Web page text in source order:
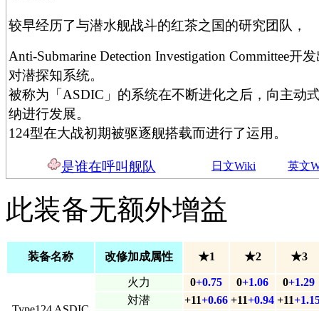
较早经历了与潜水舰战斗的红茶之国的研究团队，
Anti-Submarine Detection Investigation Committee开
对潜探知系统。
被称为「ASDIC」的系统在不断进化之后，向主动
纳进行发展。
124型在大战初期被驱逐舰搭载而进行了运用。
是谁在呼叫舰队 日文Wiki 英文
此装备无额外增益
装备名称 改修加成属性 ★1 ★2 ★3
火力 0+0.75 0+1.06 0+1.29
対潜
+11+0.66 +11+0.94 +11